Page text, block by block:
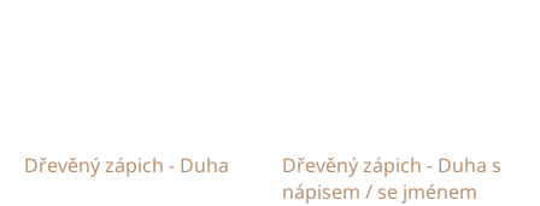
Dřevěný zápich - Duha
Dřevěný zápich - Duha s
nápisem / se jménem